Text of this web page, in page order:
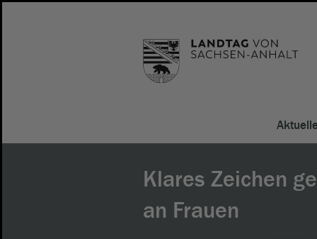
Klares Zeichen
an Frauen